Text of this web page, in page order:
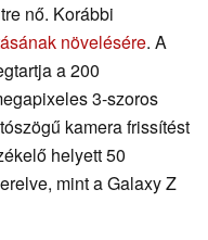
nő. Korábbi
növelésére. A
a 200
3-szoros
kamera frissítést
helyett 50
mint a Galaxy Z